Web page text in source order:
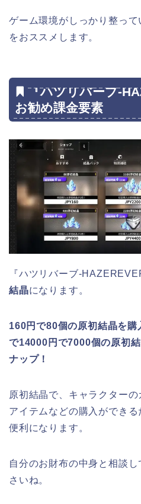
ゲーム環境がしっかり整っ
をおススメします。
『ハツリバーブ-
お勧め課金要素
『ハツリバーブ-
結晶になります。
160円で80個の原初結晶を購
で14000円で7000個の原初
ナップ！
原初結晶で、キャラクターの
アイテムなどの購入ができ
便利になります。
自分のお財布の中身と相談
さいね。